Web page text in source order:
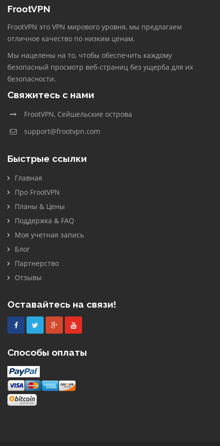
FrootVPN
FrootVPN это VPN мирового уровня, мы предлагаем
отличное качество по низким ценам.
Мы нацелены на то, чтобы обеспечить каждому
безопасный просмотр веб-страниц без ущерба для их
безопасности.
Свяжитесь с нами
FrootVPN, Сейшельские острова
support@frootvpn.com
Быстрые ссылки
Главная
Про FrootVPN
Планы & Цены
Поддержка & FAQ
Моя учетная запись
Блог
Партнерство
Отзывы
Оставайтесь на связи!
FacebookTwitterGoogle Youtube
Способы оплаты